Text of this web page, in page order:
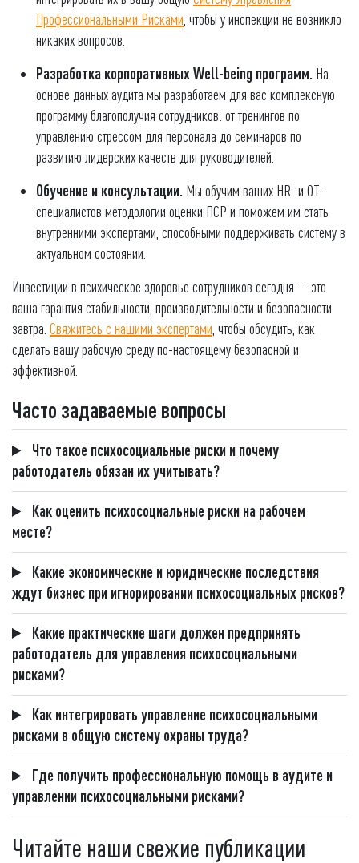
Профессиональными Рисками , чтобы у инспекции не возникло
никаких вопросов.
Разработка корпоративных Well-being программ. На
основе данных аудита мы разработаем для вас комплексную
программу благополучия сотрудников: от тренингов по
управлению стрессом для персонала до семинаров по
развитию лидерских качеств для руководителей.
Обучение и консультации. Мы обучим ваших HR- и ОТ-
специалистов методологии оценки ПСР и поможем им стать
внутренними экспертами, способными поддерживать систему в
актуальном состоянии.
Инвестиции в психическое здоровье сотрудников сегодня — это
ваша гарантия стабильности, производительности и безопасности
завтра. Свяжитесь с нашими экспертами , чтобы обсудить, как
сделать вашу рабочую среду по-настоящему безопасной и
эффективной.
Часто задаваемые вопросы
Что такое психосоциальные риски и почему
работодатель обязан их учитывать?
Как оценить психосоциальные риски на рабочем
месте?
Какие экономические и юридические последствия
ждут бизнес при игнорировании психосоциальных рисков?
Какие практические шаги должен предпринять
работодатель для управления психосоциальными
рисками?
Как интегрировать управление психосоциальными
рисками в общую систему охраны труда?
Где получить профессиональную помощь в аудите и
управлении психосоциальными рисками?
Читайте наши свежие публикации